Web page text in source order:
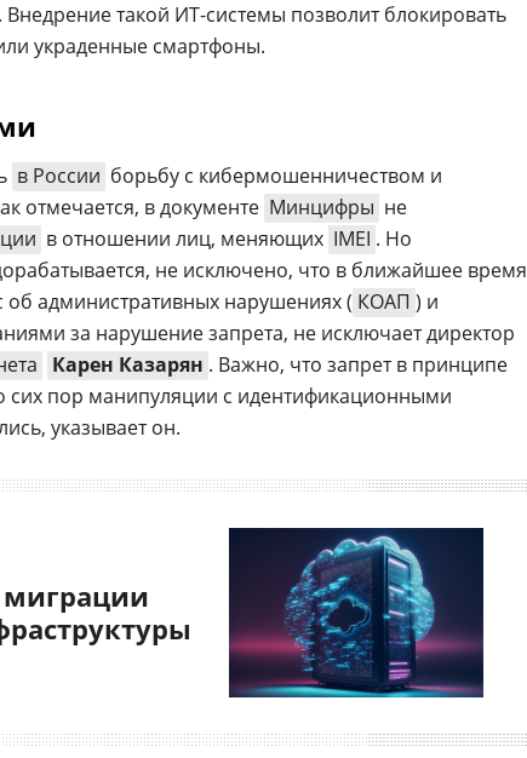
Внедрение такой ИТ-системы позволит блокировать
украденные смартфоны.
в России борьбу с кибермошенничеством и
отмечается, в документе Минцифры не
в отношении лиц, меняющих IMEI . Но
не исключено, что в ближайшее время
об административных нарушениях ( КОАП ) и
за нарушение запрета, не исключает директор
Карен Казарян . Важно, что запрет в принципе
сих пор манипуляции с идентификационными
указывает он.